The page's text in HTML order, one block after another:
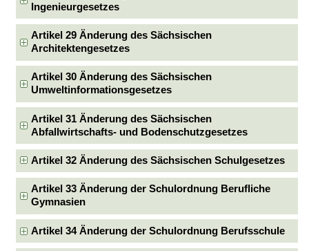
Ingenieurgesetzes
Artikel 29 Änderung des Sächsischen
Architektengesetzes
Artikel 30 Änderung des Sächsischen
Umweltinformationsgesetzes
Artikel 31 Änderung des Sächsischen
Abfallwirtschafts- und Bodenschutzgesetzes
Artikel 32 Änderung des Sächsischen Schulgesetzes
Artikel 33 Änderung der Schulordnung Berufliche
Gymnasien
Artikel 34 Änderung der Schulordnung Berufsschule